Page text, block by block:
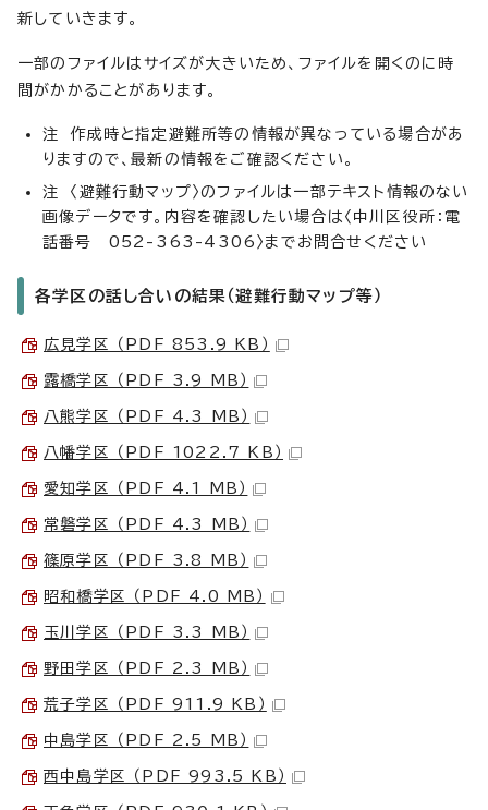
新していきます。
一部のファイルはサイズが大きいため、ファイルを開くのに時
間がかかることがあります。
注 作成時と指定避難所等の情報が異なっている場合があ
りますので、最新の情報をご確認ください。
注 〈避難行動マップ〉のファイルは一部テキスト情報のない
画像データです。内容を確認したい場合は〈中川区役所：電
話番号 052-363-4306〉までお問合せください
各学区の話し合いの結果（避難行動マップ等）
広見学区 （PDF 853.9 KB）
露橋学区 （PDF 3.9 MB）
八熊学区 （PDF 4.3 MB）
八幡学区 （PDF 1022.7 KB）
愛知学区 （PDF 4.1 MB）
常磐学区 （PDF 4.3 MB）
篠原学区 （PDF 3.8 MB）
昭和橋学区 （PDF 4.0 MB）
玉川学区 （PDF 3.3 MB）
野田学区 （PDF 2.3 MB）
荒子学区 （PDF 911.9 KB）
中島学区 （PDF 2.5 MB）
西中島学区 （PDF 993.5 KB）